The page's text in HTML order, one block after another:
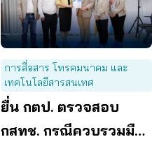
การสื่อสาร โทรคมนาคม และ
เทคโนโลยีสารสนเทศ
ยื่น กตป. ตรวจสอบ
กสทช. กรณีควบรวมมือ